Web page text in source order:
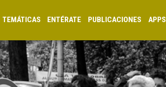
TEMÁTICAS ENTÉRATE PUBLICACIONES APPS